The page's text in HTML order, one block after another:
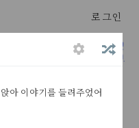
로그인
아 이야기를 들려주었어